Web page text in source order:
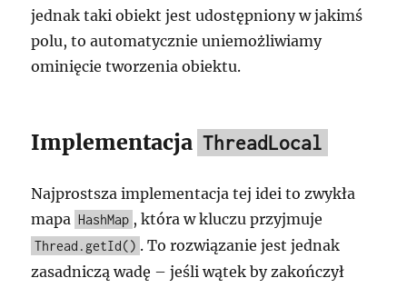
jednak taki obiekt jest udostępniony w jakimś
polu, to automatycznie uniemożliwiamy
ominięcie tworzenia obiektu.
Implementacja ThreadLocal
Najprostsza implementacja tej idei to zwykła
mapa HashMap , która w kluczu przyjmuje
Thread.getId() . To rozwiązanie jest jednak
zasadniczą wadę – jeśli wątek by zakończył